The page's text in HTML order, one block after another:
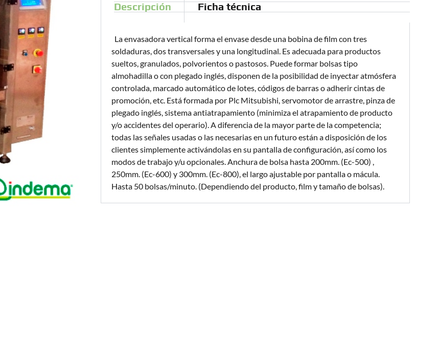
Descripción Ficha técnica
La envasadora vertical forma el envase desde una bobina de film con tres
soldaduras, dos transversales y una longitudinal. Es adecuada para productos
sueltos, granulados, polvorientos o pastosos. Puede formar bolsas tipo
almohadilla o con plegado inglés, disponen de la posibilidad de inyectar atmósfera
controlada, marcado automático de lotes, códigos de barras o adherir cintas de
promoción, etc. Está formada por Plc Mitsubishi, servomotor de arrastre, pinza de
plegado inglés, sistema antiatrapamiento (minimiza el atrapamiento de producto
y/o accidentes del operario). A diferencia de la mayor parte de la competencia;
todas las señales usadas o las necesarias en un futuro están a disposición de los
clientes simplemente activándolas en su pantalla de configuración, así como los
modos de trabajo y/u opcionales. Anchura de bolsa hasta 200mm. (Ec-500) ,
250mm. (Ec-600) y 300mm. (Ec-800), el largo ajustable por pantalla o mácula.
Hasta 50 bolsas/minuto. (Dependiendo del producto, film y tamaño de bolsas).